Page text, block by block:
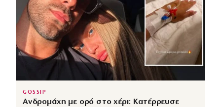
GOSSIP
Ανδρομάχη με ορό στο χέρι: Κατέρρευσε